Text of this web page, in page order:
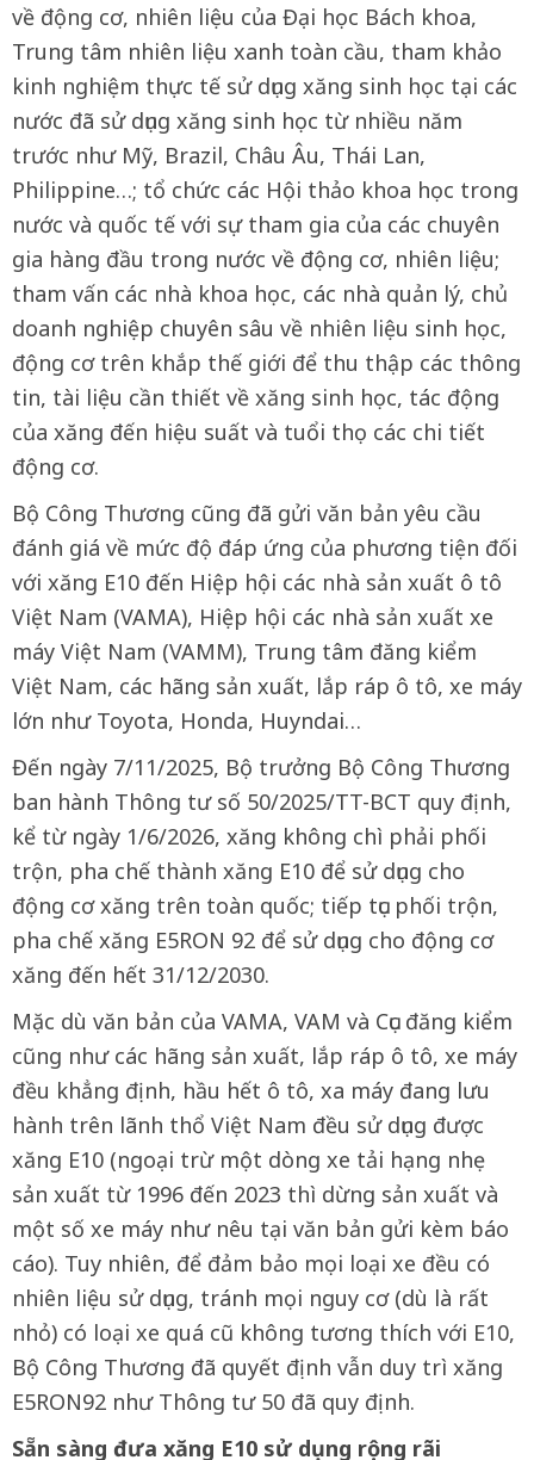
về động cơ, nhiên liệu của Đại học Bách khoa,
Trung tâm nhiên liệu xanh toàn cầu, tham khảo
kinh nghiệm thực tế sử dụng xăng sinh học tại các
nước đã sử dụng xăng sinh học từ nhiều năm
trước như Mỹ, Brazil, Châu Âu, Thái Lan,
Philippine…; tổ chức các Hội thảo khoa học trong
nước và quốc tế với sự tham gia của các chuyên
gia hàng đầu trong nước về động cơ, nhiên liệu;
tham vấn các nhà khoa học, các nhà quản lý, chủ
doanh nghiệp chuyên sâu về nhiên liệu sinh học,
động cơ trên khắp thế giới để thu thập các thông
tin, tài liệu cần thiết về xăng sinh học, tác động
của xăng đến hiệu suất và tuổi thọ các chi tiết
động cơ.
Bộ Công Thương cũng đã gửi văn bản yêu cầu
đánh giá về mức độ đáp ứng của phương tiện đối
với xăng E10 đến Hiệp hội các nhà sản xuất ô tô
Việt Nam (VAMA), Hiệp hội các nhà sản xuất xe
máy Việt Nam (VAMM), Trung tâm đăng kiểm
Việt Nam, các hãng sản xuất, lắp ráp ô tô, xe máy
lớn như Toyota, Honda, Huyndai…
Đến ngày 7/11/2025, Bộ trưởng Bộ Công Thương
ban hành Thông tư số 50/2025/TT-BCT quy định,
kể từ ngày 1/6/2026, xăng không chì phải phối
trộn, pha chế thành xăng E10 để sử dụng cho
động cơ xăng trên toàn quốc; tiếp tục phối trộn,
pha chế xăng E5RON 92 để sử dụng cho động cơ
xăng đến hết 31/12/2030.
Mặc dù văn bản của VAMA, VAM và Cục đăng kiểm
cũng như các hãng sản xuất, lắp ráp ô tô, xe máy
đều khẳng định, hầu hết ô tô, xa máy đang lưu
hành trên lãnh thổ Việt Nam đều sử dụng được
xăng E10 (ngoại trừ một dòng xe tải hạng nhẹ
sản xuất từ 1996 đến 2023 thì dừng sản xuất và
một số xe máy như nêu tại văn bản gửi kèm báo
cáo). Tuy nhiên, để đảm bảo mọi loại xe đều có
nhiên liệu sử dụng, tránh mọi nguy cơ (dù là rất
nhỏ) có loại xe quá cũ không tương thích với E10,
Bộ Công Thương đã quyết định vẫn duy trì xăng
E5RON92 như Thông tư 50 đã quy định.
Sẵn sàng đưa xăng E10 sử dụng rộng rãi